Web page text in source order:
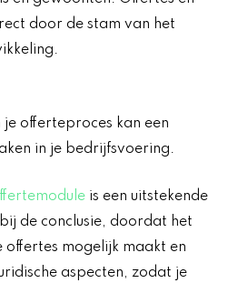
door de stam van het
offerteproces kan een
in je bedrijfsvoering.
is een uitstekende
de conclusie, doordat het
offertes mogelijk maakt en
aspecten, zodat je